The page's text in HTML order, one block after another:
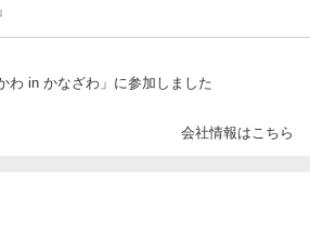
わ in かなざわ」に参加しました
会社情報はこちら